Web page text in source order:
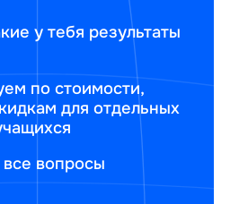
у тебя результаты
по стоимости,
для отдельных
вопросы